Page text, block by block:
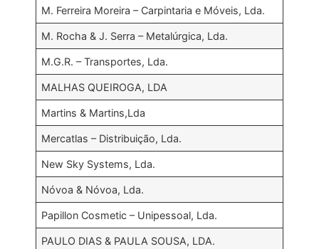
M. Ferreira Moreira – Carpintaria e Móveis, Lda.
M. Rocha & J. Serra – Metalúrgica, Lda.
M.G.R. – Transportes, Lda.
MALHAS QUEIROGA, LDA
Martins & Martins,Lda
Mercatlas – Distribuição, Lda.
New Sky Systems, Lda.
Nóvoa & Nóvoa, Lda.
Papillon Cosmetic – Unipessoal, Lda.
PAULO DIAS & PAULA SOUSA, LDA.